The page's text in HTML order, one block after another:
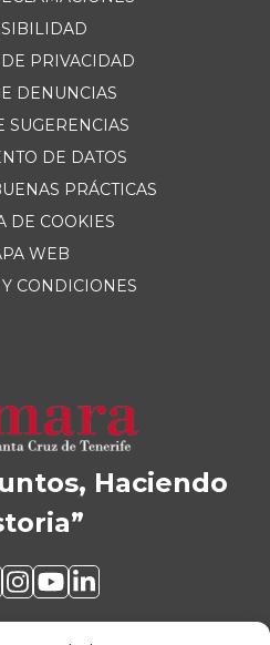
PRIVACIDAD
DENUNCIAS
SUGERENCIAS
DE DATOS
PRÁCTICAS
DE COOKIES
WEB
CONDICIONES
Haciendo